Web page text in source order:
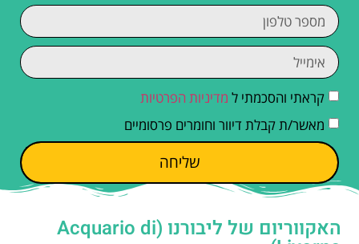
קראתי והסכמתי ל מדיניות הפרטיות
מאשר/ת קבלת דיוור וחומרים פרסומיים
שליחה
האקווריום של ליבורנו (Acquario di